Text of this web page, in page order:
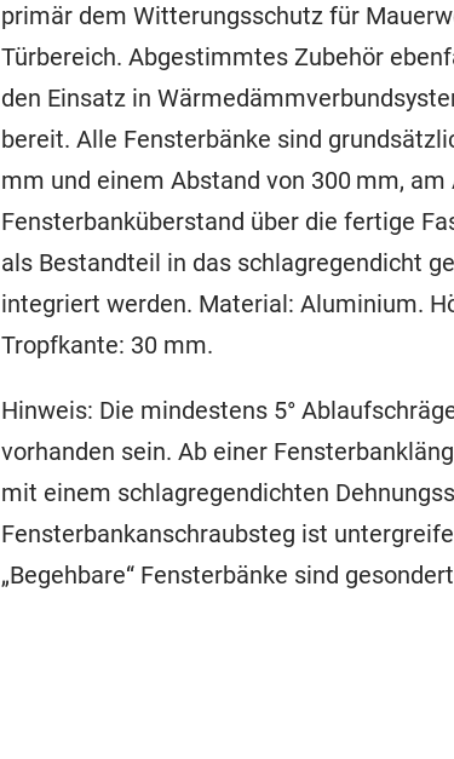
primär dem Witterungsschutz für
Türbereich. Abgestimmtes Zubehör
den Einsatz in
bereit. Alle Fensterbänke sind
mm und einem Abstand von 300 mm,
Fensterbanküberstand über die fertige
als Bestandteil in das schlagregendicht
integriert werden. Material: Aluminium.
Tropfkante: 30 mm.
Hinweis: Die mindestens 5°
vorhanden sein. Ab einer
mit einem schlagregendichten
Fensterbankanschraubsteg ist
„Begehbare“ Fensterbänke sind